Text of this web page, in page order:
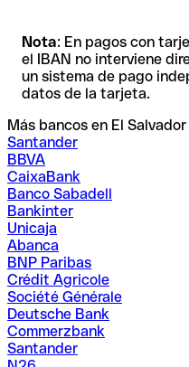
Nota: En pagos con
el IBAN no interviene
un sistema de pago
datos de la tarjeta.
Más bancos en El Salvador
Santander
BBVA
CaixaBank
Banco Sabadell
Bankinter
Unicaja
Abanca
BNP Paribas
Crédit Agricole
Société Générale
Deutsche Bank
Commerzbank
Santander